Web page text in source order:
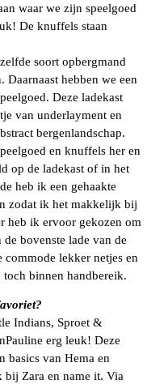
waar we zijn speelgoed
De knuffels staan
soort opbergmand
hebben we een
Deze ladekast
van underlayment en
bergenlandschap.
en knuffels her en
op de ladekast of in het
heb ik een gehaakte
zodat ik het makkelijk bij
heb ik ervoor gekozen om
bovenste lade van de
lekker netjes en
binnen handbereik.
Indians, Sproet &
erg leuk! Deze
basics van Hema en
bij Zara en name it. Via